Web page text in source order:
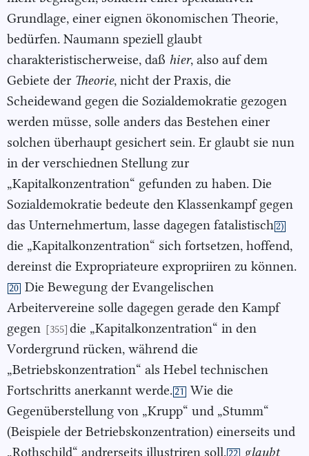
Grundlage, einer eignen ökonomischen Theorie,
bedürfen. Naumann speziell glaubt
charakteristischerweise, daß hier, also auf dem
Gebiete der Theorie, nicht der Praxis, die
Scheidewand gegen die Sozialdemokratie gezogen
werden müsse, solle anders das Bestehen einer
solchen überhaupt gesichert sein. Er glaubt sie nun
in der verschiednen Stellung zur
„Kapitalkonzentration“ gefunden zu haben. Die
Sozialdemokratie bedeute den Klassenkampf gegen
das Unternehmertum, lasse dagegen fatalistisch2)
die „Kapitalkonzentration“ sich fortsetzen, hoffend,
dereinst die Expropriateure expropriiren zu können.
20 Die Bewegung der Evangelischen
Arbeitervereine solle dagegen gerade den Kampf
gegen [355] die „Kapitalkonzentration“ in den
Vordergrund rücken, während die
„Betriebskonzentration“ als Hebel technischen
Fortschritts anerkannt werde.21
Wie die
Gegenüberstellung von „Krupp“ und „Stumm“
(Beispiele der Betriebskonzentration) einerseits und
„Rothschild“ andrerseits illustriren soll,22
glaubt